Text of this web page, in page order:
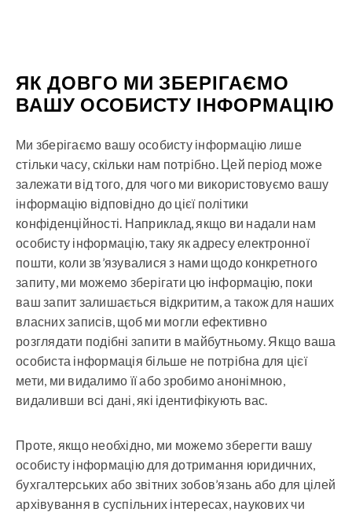
ЯК ДОВГО МИ ЗБЕРІГАЄМО
ВАШУ ОСОБИСТУ ІНФОРМАЦІЮ
Ми зберігаємо вашу особисту інформацію лише
стільки часу, скільки нам потрібно. Цей період може
залежати від того, для чого ми використовуємо вашу
інформацію відповідно до цієї політики
конфіденційності. Наприклад, якщо ви надали нам
особисту інформацію, таку як адресу електронної
пошти, коли зв’язувалися з нами щодо конкретного
запиту, ми можемо зберігати цю інформацію, поки
ваш запит залишається відкритим, а також для наших
власних записів, щоб ми могли ефективно
розглядати подібні запити в майбутньому. Якщо ваша
особиста інформація більше не потрібна для цієї
мети, ми видалимо її або зробимо анонімною,
видаливши всі дані, які ідентифікують вас.
Проте, якщо необхідно, ми можемо зберегти вашу
особисту інформацію для дотримання юридичних,
бухгалтерських або звітних зобов’язань або для цілей
архівування в суспільних інтересах, наукових чи